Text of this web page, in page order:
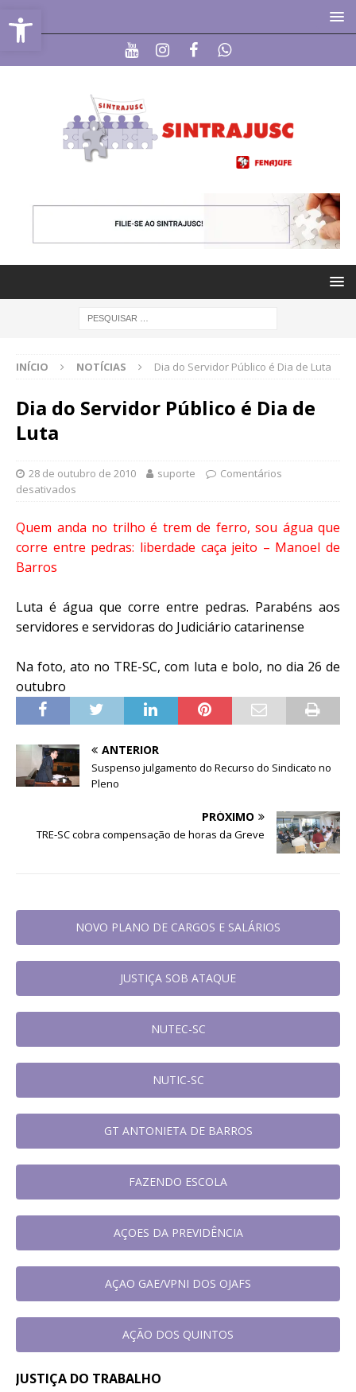
Abrir a barra de ferramentas
INÍCIO NOTÍCIAS Dia do Servidor Público é Dia de Luta
Dia do Servidor Público é Dia de
Luta
28 de outubro de 2010 suporte
Comentários
desativados
Quem anda no trilho é trem de ferro, sou água que
corre entre pedras: liberdade caça jeito – Manoel de
Barros
Luta é água que corre entre pedras. Parabéns aos
servidores e servidoras do Judiciário catarinense
Na foto, ato no TRE-SC, com luta e bolo, no dia 26 de
outubro
ANTERIOR
Suspenso julgamento do Recurso do Sindicato no
Pleno
PRÓXIMO
TRE-SC cobra compensação de horas da Greve
NOVO PLANO DE CARGOS E SALÁRIOS
JUSTIÇA SOB ATAQUE
NUTEC-SC
NUTIC-SC
GT ANTONIETA DE BARROS
FAZENDO ESCOLA
AÇOES DA PREVIDÊNCIA
AÇAO GAE/VPNI DOS OJAFS
AÇÃO DOS QUINTOS
JUSTIÇA DO TRABALHO